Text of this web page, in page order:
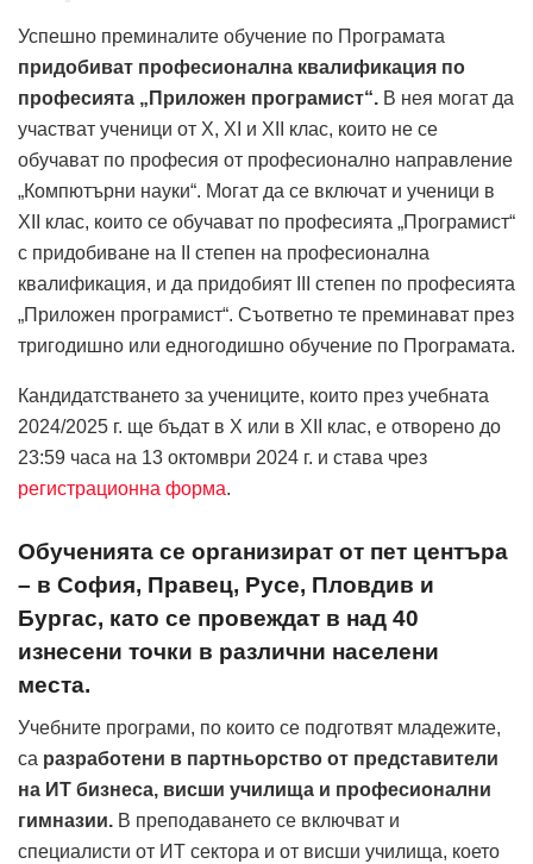
Успешно преминалите обучение по Програмата
придобиват професионална квалификация по
професията „Приложен програмист“. В нея могат да
участват ученици от Х, ХI и ХII клас, които не се
обучават по професия от професионално направление
„Компютърни науки“. Могат да се включат и ученици в
XII клас, които се обучават по професията „Програмист“
с придобиване на II степен на професионална
квалификация, и да придобият III степен по професията
„Приложен програмист“. Съответно те преминават през
тригодишно или едногодишно обучение по Програмата.
Кандидатстването за учениците, които през учебната
2024/2025 г. ще бъдат в Х или в XII клас, е отворено до
23:59 часа на 13 октомври 2024 г. и става чрез
регистрационна форма.
Обученията се организират от пет центъра
– в София, Правец, Русе, Пловдив и
Бургас, като се провеждат в над 40
изнесени точки в различни населени
места.
Учебните програми, по които се подготвят младежите,
са разработени в партньорство от представители
на ИТ бизнеса, висши училища и професионални
гимназии. В преподаването се включват и
специалисти от ИТ сектора и от висши училища, което